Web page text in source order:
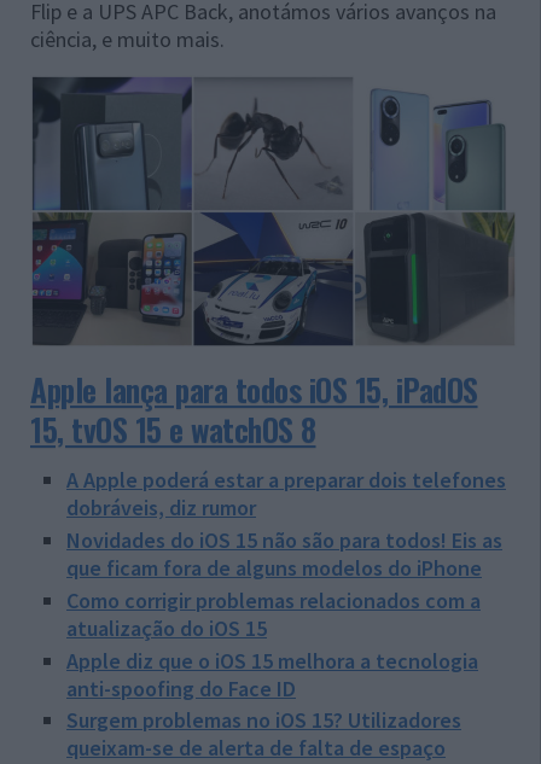
Flip e a UPS APC Back, anotámos vários avanços na
ciência, e muito mais.
Apple lança para todos iOS 15, iPadOS
15, tvOS 15 e watchOS 8
A Apple poderá estar a preparar dois telefones
dobráveis, diz rumor
Novidades do iOS 15 não são para todos! Eis as
que ficam fora de alguns modelos do iPhone
Como corrigir problemas relacionados com a
atualização do iOS 15
Apple diz que o iOS 15 melhora a tecnologia
anti-spoofing do Face ID
Surgem problemas no iOS 15? Utilizadores
queixam-se de alerta de falta de espaço